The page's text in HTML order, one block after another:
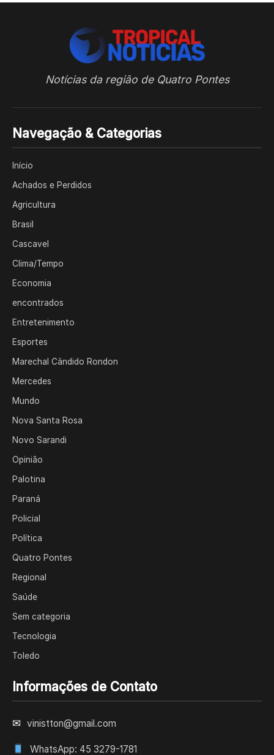
Notícias da região de Quatro Pontes
Navegação & Categorias
Início
Achados e Perdidos
Agricultura
Brasil
Cascavel
Clima/Tempo
Economia
encontrados
Entretenimento
Esportes
Marechal Cândido Rondon
Mercedes
Mundo
Nova Santa Rosa
Novo Sarandi
Opinião
Palotina
Paraná
Policial
Política
Quatro Pontes
Regional
Saúde
Sem categoria
Tecnologia
Toledo
Informações de Contato
✉ vinistton@gmail.com
WhatsApp: 45 3279-1781